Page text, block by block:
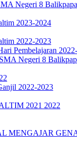
Negeri 8
2023-2024
2022-2023
Pembelajaran
Negeri 8
2022-2023
2021 2022
MENGAJAR